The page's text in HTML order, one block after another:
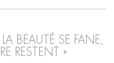
BEAUTÉ SE FANE,
RESTENT »